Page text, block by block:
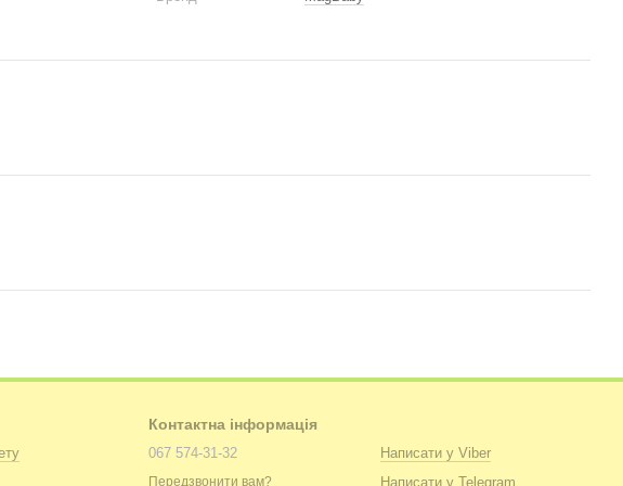
Контактна інформація
067 574-31-32
Передзвонити вам?
Написати у Viber
Написати у Telegram